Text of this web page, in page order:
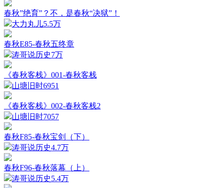
春秋”绝育”？不，是春秋“决狱”！
大力丸儿5.5万
春秋E85-春秋五终章
涛哥说历史7万
《春秋客栈》001-春秋客栈
山塘旧时6951
《春秋客栈》002-春秋客栈2
山塘旧时7057
春秋F85-春秋宝剑（下）
涛哥说历史4.7万
春秋F96-春秋落幕（上）
涛哥说历史5.4万